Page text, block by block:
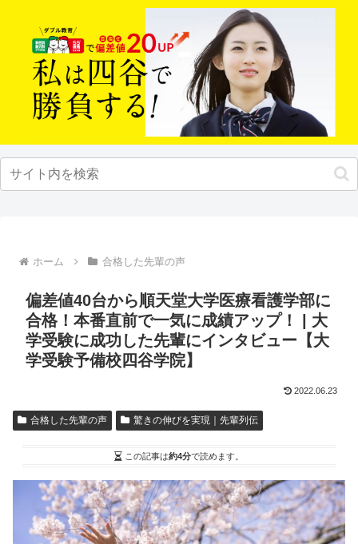
ホーム 合格した先輩の声
偏差値40台から順天堂大学医療看護学部に
合格！本番直前で一気に成績アップ！ | 大
学受験に成功した先輩にインタビュー【大
学受験予備校四谷学院】
2022.06.23
合格した先輩の声 驚きの伸びを実現｜先輩列伝
この記事は約4分で読めます。